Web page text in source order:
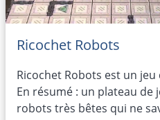
Ricochet Robots
Ricochet Robots est un
En résumé : un plateau de
robots très bêtes qui ne